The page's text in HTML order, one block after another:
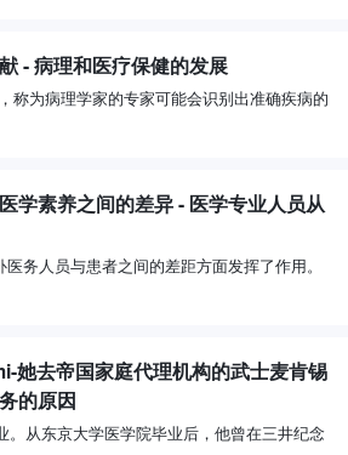
- 病理和医疗保健的发展
称为病理学家的专家可能会识别出准确疾病的
学素养之间的差异 - 医学专业人员从
医务人员与患者之间的差距方面发挥了作用。
她去帝国家庭代理机构的武士麦肯锡
的原因
。从东京大学医学院毕业后，他曾在三井纪念